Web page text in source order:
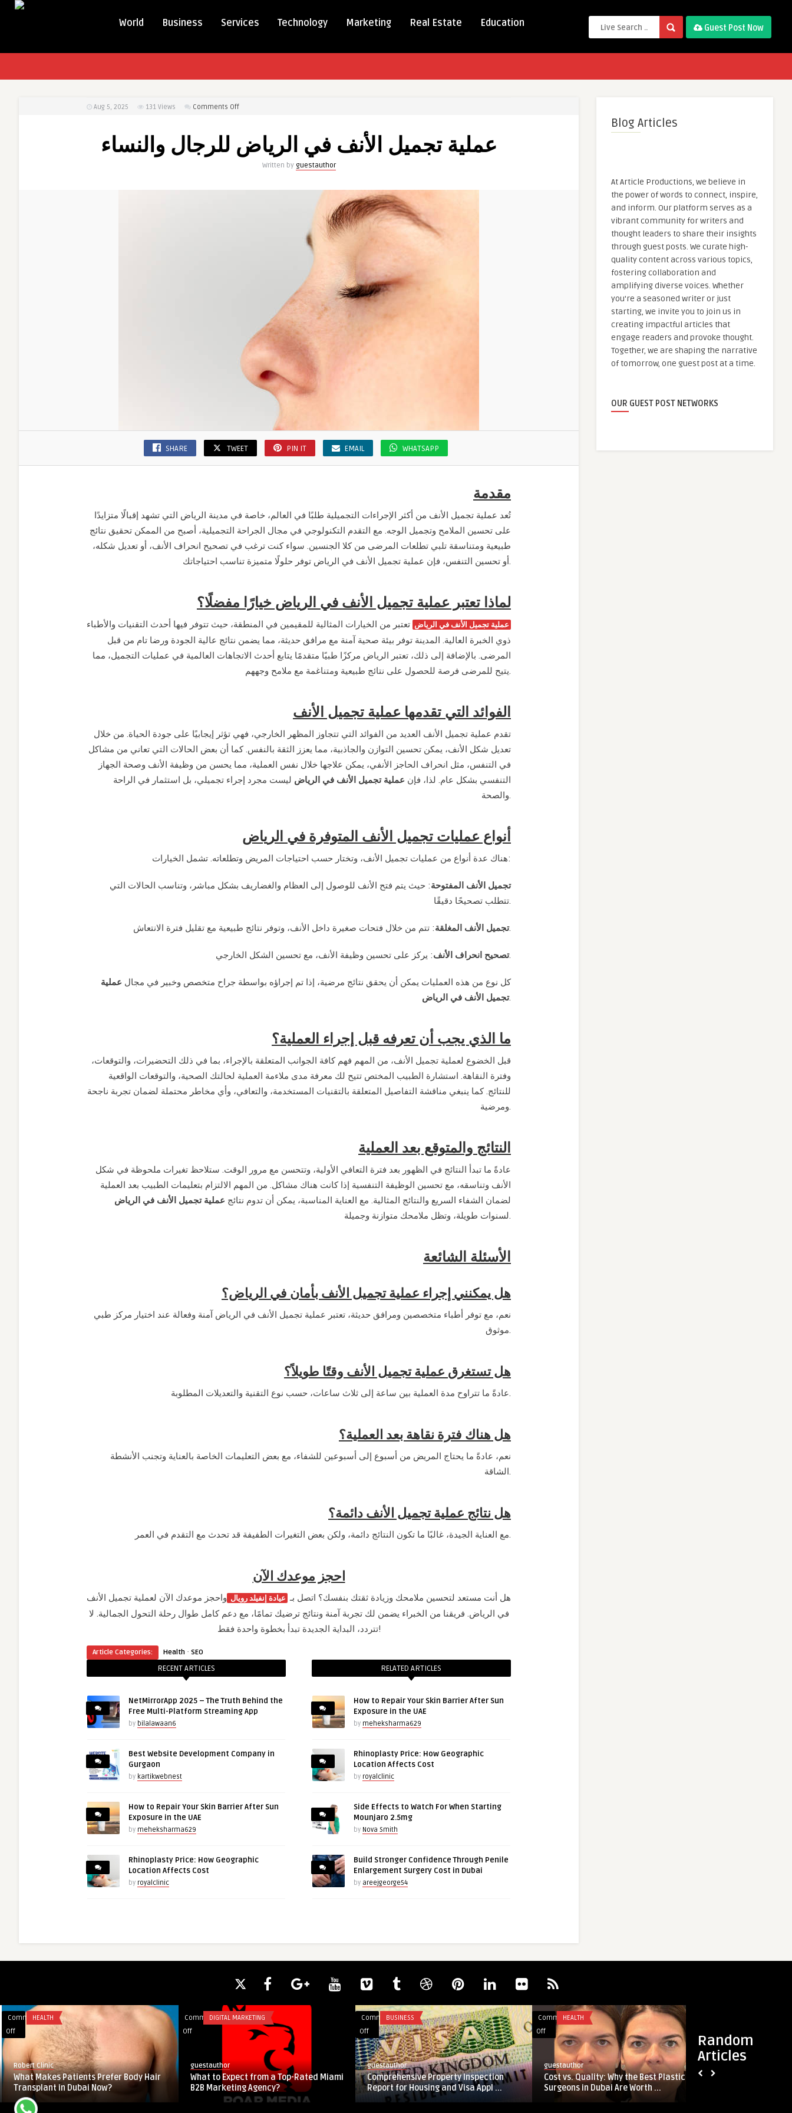
World Business Services Technology Marketing Real Estate Education Guest Post Now
Aug 5, 2025 131 Views Comments Offon
الأنف
في
عملية تجميل الأنف في الرياض للرجال والنساء
Written by guestauthor
SHARE TWEET PIN IT EMAIL WHATSAPP
مقدمة
تُعد عملية تجميل الأنف من أكثر الإجراءات التجميلية طلبًا في العالم، خاصة في مدينة الرياض التي تشهد إقبالًا متزايدًا
على تحسين الملامح وتجميل الوجه. مع التقدم التكنولوجي في مجال الجراحة التجميلية، أصبح من الممكن تحقيق نتائج
طبيعية ومتناسقة تلبي تطلعات المرضى من كلا الجنسين. سواء كنت ترغب في تصحيح انحراف الأنف، أو تعديل شكله،
أو تحسين التنفس، فإن عملية تجميل الأنف في الرياض توفر حلولًا متميزة تناسب احتياجاتك.
لماذا تعتبر عملية تجميل الأنف في الرياض خيارًا مفضلًا؟
عملية تجميل الأنف في الرياض تعتبر من الخيارات المثالية للمقيمين في المنطقة، حيث تتوفر فيها أحدث التقنيات والأطباء
ذوي الخبرة العالية. المدينة توفر بيئة صحية آمنة مع مرافق حديثة، مما يضمن نتائج عالية الجودة ورضا تام من قبل
المرضى. بالإضافة إلى ذلك، تعتبر الرياض مركزًا طبيًا متقدمًا يتابع أحدث الاتجاهات العالمية في عمليات التجميل، مما
يتيح للمرضى فرصة للحصول على نتائج طبيعية ومتناغمة مع ملامح وجههم.
الفوائد التي تقدمها عملية تجميل الأنف
تقدم عملية تجميل الأنف العديد من الفوائد التي تتجاوز المظهر الخارجي، فهي تؤثر إيجابيًا على جودة الحياة. من خلال
تعديل شكل الأنف، يمكن تحسين التوازن والجاذبية، مما يعزز الثقة بالنفس. كما أن بعض الحالات التي تعاني من مشاكل
في التنفس، مثل انحراف الحاجز الأنفي، يمكن علاجها خلال نفس العملية، مما يحسن من وظيفة الأنف وصحة الجهاز
التنفسي بشكل عام. لذا، فإن عملية تجميل الأنف في الرياض ليست مجرد إجراء تجميلي، بل استثمار في الراحة
والصحة.
أنواع عمليات تجميل الأنف المتوفرة في الرياض
هناك عدة أنواع من عمليات تجميل الأنف، وتختار حسب احتياجات المريض وتطلعاته. تشمل الخيارات:
تجميل الأنف المفتوحة: حيث يتم فتح الأنف للوصول إلى العظام والغضاريف بشكل مباشر، وتناسب الحالات التي
تتطلب تصحيحًا دقيقًا.
تجميل الأنف المغلقة: تتم من خلال فتحات صغيرة داخل الأنف، وتوفر نتائج طبيعية مع تقليل فترة الانتعاش.
تصحيح انحراف الأنف: يركز على تحسين وظيفة الأنف، مع تحسين الشكل الخارجي.
كل نوع من هذه العمليات يمكن أن يحقق نتائج مرضية، إذا تم إجراؤه بواسطة جراح متخصص وخبير في مجال عملية
تجميل الأنف في الرياض.
ما الذي يجب أن تعرفه قبل إجراء العملية؟
قبل الخضوع لعملية تجميل الأنف، من المهم فهم كافة الجوانب المتعلقة بالإجراء، بما في ذلك التحضيرات، والتوقعات،
وفترة النقاهة. استشارة الطبيب المختص تتيح لك معرفة مدى ملاءمة العملية لحالتك الصحية، والتوقعات الواقعية
للنتائج. كما ينبغي مناقشة التفاصيل المتعلقة بالتقنيات المستخدمة، والتعافي، وأي مخاطر محتملة لضمان تجربة ناجحة
ومرضية.
النتائج والمتوقع بعد العملية
عادةً ما تبدأ النتائج في الظهور بعد فترة التعافي الأولية، وتتحسن مع مرور الوقت. ستلاحظ تغيرات ملحوظة في شكل
الأنف وتناسقه، مع تحسين الوظيفة التنفسية إذا كانت هناك مشاكل. من المهم الالتزام بتعليمات الطبيب بعد العملية
لضمان الشفاء السريع والنتائج المثالية. مع العناية المناسبة، يمكن أن تدوم نتائج عملية تجميل الأنف في الرياض
لسنوات طويلة، وتظل ملامحك متوازنة وجميلة.
الأسئلة الشائعة
هل يمكنني إجراء عملية تجميل الأنف بأمان في الرياض؟
نعم، مع توفر أطباء متخصصين ومرافق حديثة، تعتبر عملية تجميل الأنف في الرياض آمنة وفعالة عند اختيار مركز طبي
موثوق.
هل تستغرق عملية تجميل الأنف وقتًا طويلاً؟
عادةً ما تتراوح مدة العملية بين ساعة إلى ثلاث ساعات، حسب نوع التقنية والتعديلات المطلوبة.
هل هناك فترة نقاهة بعد العملية؟
نعم، عادةً ما يحتاج المريض من أسبوع إلى أسبوعين للشفاء، مع بعض التعليمات الخاصة بالعناية وتجنب الأنشطة
الشاقة.
هل نتائج عملية تجميل الأنف دائمة؟
مع العناية الجيدة، غالبًا ما تكون النتائج دائمة، ولكن بعض التغيرات الطفيفة قد تحدث مع التقدم في العمر.
احجز موعدك الآن
هل أنت مستعد لتحسين ملامحك وزيادة ثقتك بنفسك؟ اتصل بـ عيادة إنفيلد رويال واحجز موعدك الآن لعملية تجميل الأنف
في الرياض. فريقنا من الخبراء يضمن لك تجربة آمنة ونتائج ترضيك تمامًا، مع دعم كامل طوال رحلة التحول الجمالية. لا
تتردد، البداية الجديدة تبدأ بخطوة واحدة فقط!
Article Categories: Health · SEO
RECENT ARTICLES
NetMirrorApp 2025 – The Truth Behind the
Free Multi-Platform Streaming App
by bilalawaan6
Best Website Development Company in
Gurgaon
by kartikwebnest
How to Repair Your Skin Barrier After Sun
Exposure in the UAE
by meheksharma629
Rhinoplasty Price: How Geographic
Location Affects Cost
by royalclinic
RELATED ARTICLES
How to Repair Your Skin Barrier After Sun
Exposure in the UAE
by meheksharma629
Rhinoplasty Price: How Geographic
Location Affects Cost
by royalclinic
Side Effects to Watch For When Starting
Mounjaro 2.5mg
by Nova Smith
Build Stronger Confidence Through Penile
Enlargement Surgery Cost in Dubai
by areejgeorge54
Blog Articles
At Article Productions, we believe in
the power of words to connect, inspire,
and inform. Our platform serves as a
vibrant community for writers and
thought leaders to share their insights
through guest posts. We curate high-
quality content across various topics,
fostering collaboration and
amplifying diverse voices. Whether
you're a seasoned writer or just
starting, we invite you to join us in
creating impactful articles that
engage readers and provoke thought.
Together, we are shaping the narrative
of tomorrow, one guest post at a time.
OUR GUEST POST NETWORKS
Random
Articles
Comments
Off
Makes
Patients
Prefer
Hair
HEALTH
Robert Clinic
What Makes Patients Prefer Body Hair
Transplant in Dubai Now?
Comments
Off
Expect
from
DIGITAL MARKETING
guestauthor
What to Expect from a Top-Rated Miami
B2B Marketing Agency?
Comments
Off
on
Comprehensive
Property
Inspection
Report
BUSINESS
guestauthor
Comprehensive Property Inspection
Report for Housing and Visa Appl ...
Comments
Off
on
Cost
vs.
Quality:
Why
HEALTH
guestauthor
Cost vs. Quality: Why the Best Plastic
Surgeons in Dubai Are Worth ...
How
Safe